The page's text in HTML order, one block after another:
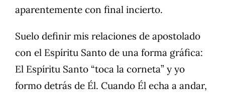
aparentemente con final incierto.
Suelo definir mis relaciones de apostolado
con el Espíritu Santo de una forma gráfica:
El Espíritu Santo “toca la corneta” y yo
formo detrás de Él. Cuando Él echa a andar,